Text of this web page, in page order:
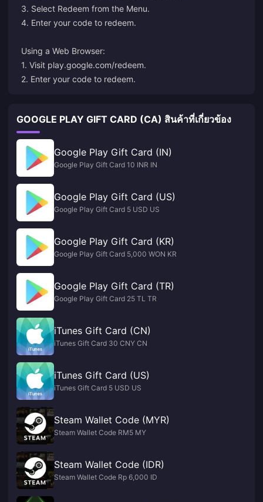
3. Select Redeem from the Menu.
4. Enter your code to redeem.
Using a Web Browser:
1. Visit play.google.com/redeem.
2. Enter your code to redeem.
GOOGLE PLAY GIFT CARD (CA) สินค้าที่เกี่ยวข้อง
Google Play Gift Card (IN)
Google Play Gift Card 10 INR IN
Google Play Gift Card (US)
Google Play Gift Card 5 USD US
Google Play Gift Card (KR)
Google Play Gift Card 5,000 WON KR
Google Play Gift Card (TR)
Google Play Gift Card 25 TL TR
iTunes Gift Card (CN)
iTunes Gift Card 30 CNY CN
iTunes Gift Card (US)
iTunes Gift Card 5 USD US
Steam Wallet Code (MYR)
Steam Wallet Code RM5 MY
Steam Wallet Code (IDR)
Steam Wallet Code Rp 6,000 ID